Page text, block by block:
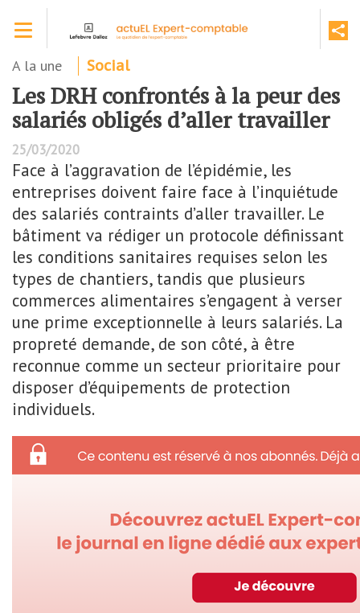
contenu
A la une Social
Les DRH confrontés à la peur des
salariés obligés d’aller travailler
25/03/2020
Face à l’aggravation de l’épidémie, les
entreprises doivent faire face à l’inquiétude
des salariés contraints d’aller travailler. Le
bâtiment va rédiger un protocole définissant
les conditions sanitaires requises selon les
types de chantiers, tandis que plusieurs
commerces alimentaires s’engagent à verser
une prime exceptionnelle à leurs salariés. La
propreté demande, de son côté, à être
reconnue comme un secteur prioritaire pour
disposer d’équipements de protection
individuels.